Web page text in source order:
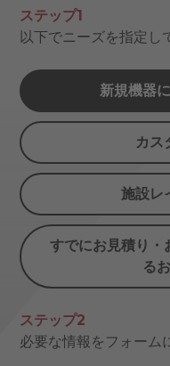
ステップ1
以下でニーズを指定し
新規機器
カス
施設レ
すでにお見積り・
る
ステップ2
必要な情報をフォーム